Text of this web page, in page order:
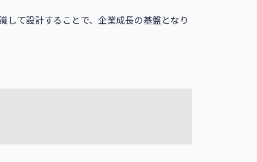
して設計することで、企業成長の基盤となり